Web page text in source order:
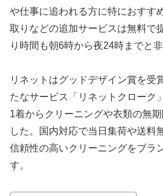
や仕事に追われる方に特におすす
取りなどの追加サービスは無料で
り時間も朝6時から夜24時までと
リネットはグッドデザイン賞を受
たなサービス「リネットクローク
1着からクリーニングや衣類の無
した。国内対応で当日集荷や送料
信頼性の高いクリーニングをブラ
す。